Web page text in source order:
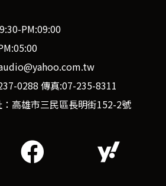
PM:09:00
0288 傳真:07-235-8311
高雄市三民區長明街152-2號